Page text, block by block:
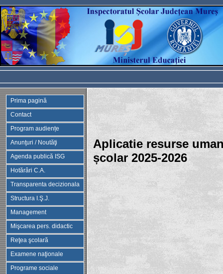
Prima pagină
Contact
Program audiențe
Anunţuri / Noutăţi
Agenda publică ISG
Hotărâri C.A.
Transparenta decizionala
Structura I.Ş.J.
Management
Mişcarea pers. didactic
Reţea şcolară
Examene naţionale
Programe sociale
Aplicatie resurse
școlar 2025-2026